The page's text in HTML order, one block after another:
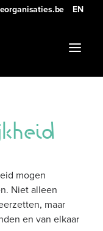
EN
mogen
Niet alleen
maar
en van elkaar